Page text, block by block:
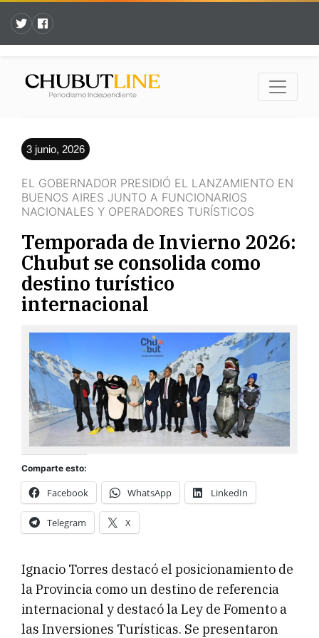
3 junio, 2026
EL GOBERNADOR PRESIDIÓ EL LANZAMIENTO EN
BUENOS AIRES JUNTO A FUNCIONARIOS
NACIONALES Y OPERADORES TURÍSTICOS
Temporada de Invierno 2026:
Chubut se consolida como
destino turístico
internacional
Comparte esto:
Facebook WhatsApp LinkedIn
Telegram X
Ignacio Torres destacó el posicionamiento de
la Provincia como un destino de referencia
internacional y destacó la Ley de Fomento a
las Inversiones Turísticas. Se presentaron